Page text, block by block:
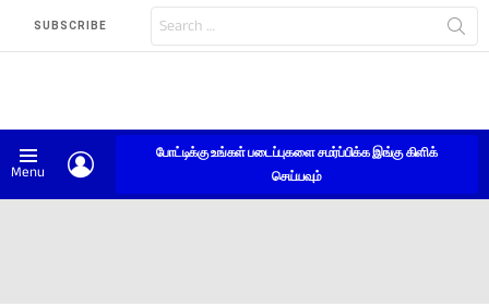
SUBSCRIBE
for:
Menu
போட்டிக்கு உங்கள் படைப்புகளை சமர்ப்பிக்க இங்கு கிளிக்
செய்யவும்